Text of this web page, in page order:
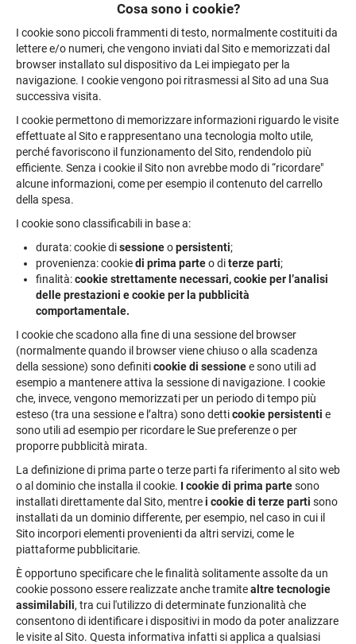
Cosa sono i cookie?
I cookie sono piccoli frammenti di testo, normalmente costituiti da
lettere e/o numeri, che vengono inviati dal Sito e memorizzati dal
browser installato sul dispositivo da Lei impiegato per la
navigazione. I cookie vengono poi ritrasmessi al Sito ad una Sua
successiva visita.
I cookie permettono di memorizzare informazioni riguardo le visite
effettuate al Sito e rappresentano una tecnologia molto utile,
perché favoriscono il funzionamento del Sito, rendendolo più
efficiente. Senza i cookie il Sito non avrebbe modo di “ricordare"
alcune informazioni, come per esempio il contenuto del carrello
della spesa.
I cookie sono classificabili in base a:
durata: cookie disessioneopersistenti;
provenienza: cookiedi prima parteo diterze parti;
finalità:cookie strettamente necessari, cookie per l’analisi
delle prestazioni e cookie per la pubblicità
comportamentale.
I cookie che scadono alla fine di una sessione del browser
(normalmente quando il browser viene chiuso o alla scadenza
della sessione) sono definiticookie di sessionee sono utili ad
esempio a mantenere attiva la sessione di navigazione. I cookie
che, invece, vengono memorizzati per un periodo di tempo più
esteso (tra una sessione e l’altra) sono detticookie persistenti e
sono utili ad esempio per ricordare le Sue preferenze o per
proporre pubblicità mirata.
La definizione di prima parte o terze parti fa riferimento al sito web
o al dominio che installa il cookie. I cookie di prima partesono
installati direttamente dal Sito, mentrei cookie di terze parti sono
installati da un dominio differente, per esempio, nel caso in cui il
Sito incorpori elementi provenienti da altri servizi, come le
piattaforme pubblicitarie.
È opportuno specificare che le finalità solitamente assolte da un
cookie possono essere realizzate anche tramitealtre tecnologie
assimilabili, tra cui l'utilizzo di determinate funzionalità che
consentono di identificare i dispositivi in modo da poter analizzare
le visite al Sito. Questa informativa infatti si applica a qualsiasi